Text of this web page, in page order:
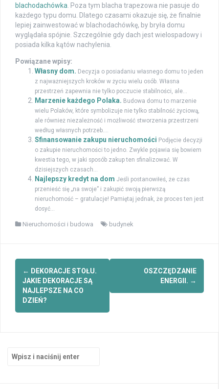
blachodachówka. Poza tym blacha trapezowa nie pasuje do
każdego typu domu. Dlatego czasami okazuje się, że finalnie
lepiej zainwestować w blachodachówkę, by bryła domu
wyglądała spójnie. Szczególnie gdy dach jest wielospadowy i
posiada kilka kątów nachylenia.
Powiązane wpisy:
Własny dom. Decyzja o posiadaniu własnego domu to jeden
z najważniejszych kroków w życiu wielu osób. Własna
przestrzeń zapewnia nie tylko poczucie stabilności, ale...
Marzenie każdego Polaka. Budowa domu to marzenie
wielu Polaków, które symbolizuje nie tylko stabilność życiową,
ale również niezależność i możliwość stworzenia przestrzeni
według własnych potrzeb....
Sfinansowanie zakupu nieruchomości Podjęcie decyzji
o zakupie nieruchomości to jedno. Zwykle pojawia się bowiem
kwestia tego, w jaki sposób zakup ten sfinalizować. W
dzisiejszych czasach...
Najlepszy kredyt na dom Jeśli postanowiłeś, że czas
przenieść się „na swoje” i zakupić swoją pierwszą
nieruchomość – gratulacje! Pamiętaj jednak, że proces ten jest
dosyć...
Nieruchomości i budowa budynek
Zobacz
wpisy
← DEKORACJE STOŁU.
JAKIE DEKORACJE SĄ
NAJLEPSZE NA CO
DZIEŃ?
OSZCZĘDZANIE
ENERGII. →
Szukaj: